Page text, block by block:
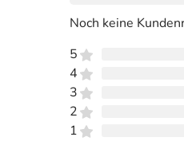
Noch keine
5
4
3
2
1